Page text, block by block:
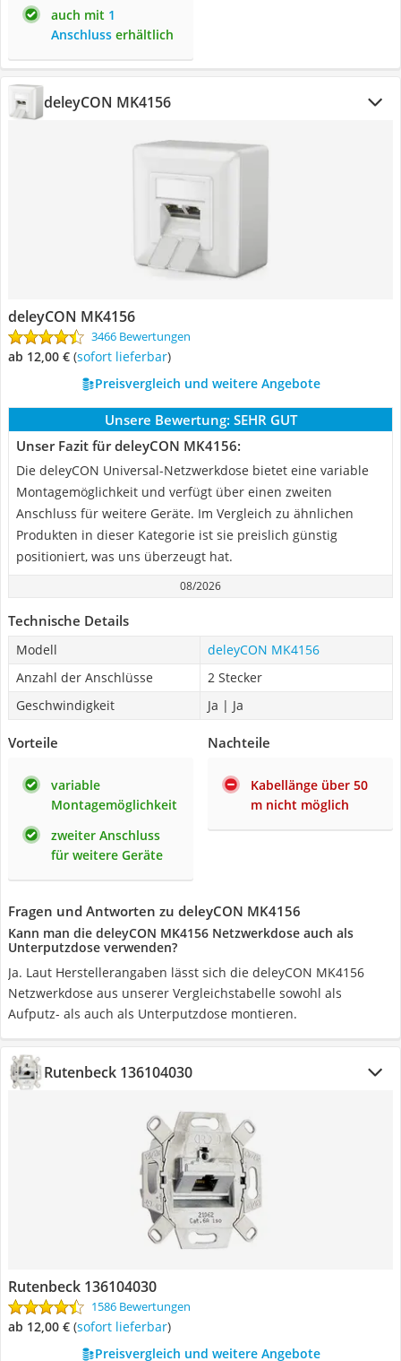
auch mit 1
Anschluss erhältlich
deleyCON MK4156
deleyCON MK4156
3466 Bewertungen
ab 12,00 € ( Sofort lieferbar)
Preisvergleich und weitere Angebote
Unsere Bewertung: SEHR GUT
Unser Fazit für deleyCON MK4156:
Die deleyCON Universal-Netzwerkdose bietet eine variable
Montagemöglichkeit und verfügt über einen zweiten
Anschluss für weitere Geräte. Im Vergleich zu ähnlichen
Produkten in dieser Kategorie ist sie preislich günstig
positioniert, was uns überzeugt hat.
08/2026
Technische Details
Modell
deleyCON MK4156
Anzahl der Anschlüsse
2 Stecker
Geschwindigkeit
Ja | Ja
Vorteile
variable
Montagemöglichkeit
zweiter Anschluss
für weitere Geräte
Nachteile
Kabellänge über 50
m nicht möglich
Fragen und Antworten zu deleyCON MK4156
Kann man die deleyCON MK4156 Netzwerkdose auch als
Unterputzdose verwenden?
Ja. Laut Herstellerangaben lässt sich die deleyCON MK4156
Netzwerkdose aus unserer Vergleichstabelle sowohl als
Aufputz- als auch als Unterputzdose montieren.
Rutenbeck 136104030
Rutenbeck 136104030
1586 Bewertungen
ab 12,00 € ( Sofort lieferbar)
Preisvergleich und weitere Angebote